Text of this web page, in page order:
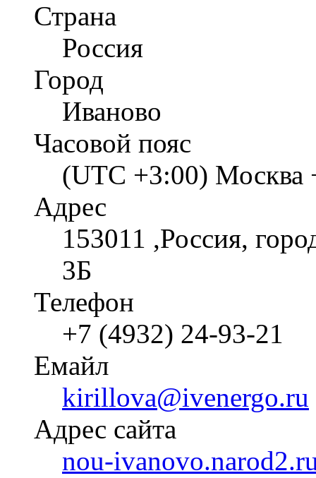
Страна
Россия
Город
Иваново
Часовой пояс
(UTC +3:00) Москва
Адрес
153011 ,Россия,
3Б
Телефон
+7 (4932) 24-93-21
Емайл
kirillova@ivenergo.ru
Адрес сайта
nou-